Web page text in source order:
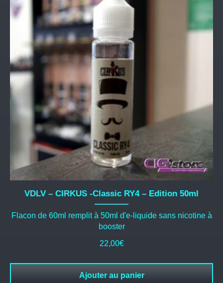
VDLV – CIRKUS -Classic RY4 – Edition 50ml
Flacon de 60ml remplit à 50ml d'e-liquide sans nicotine à
booster
22,00€
Ajouter au panier